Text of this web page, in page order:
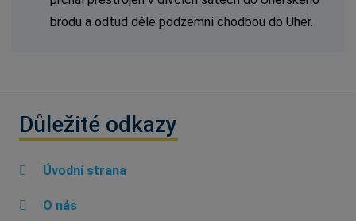
brodu a odtud déle podzemní chodbou do Uher.
Důležité odkazy
Úvodní strana
O nás